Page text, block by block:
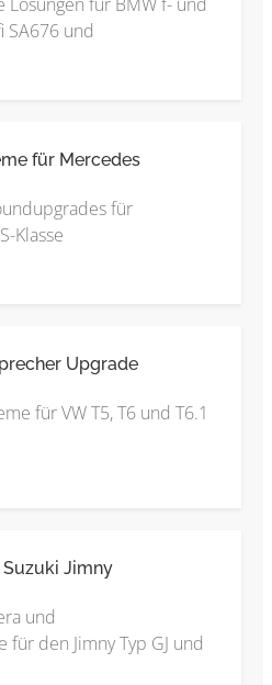
SA676 und
für Mercedes
für
Klasse
Upgrade
für VW T5, T6 und T6.1
Jimny
und
für den Jimny Typ GJ und